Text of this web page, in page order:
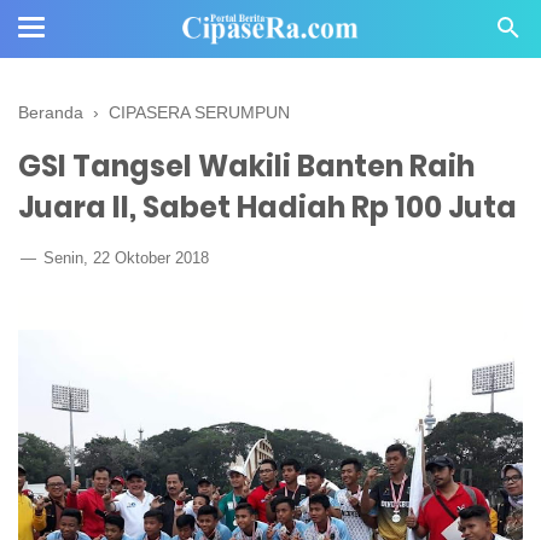
Beranda › CIPASERA SERUMPUN
GSI Tangsel Wakili Banten Raih
Juara II, Sabet Hadiah Rp 100 Juta
Senin, 22 Oktober 2018